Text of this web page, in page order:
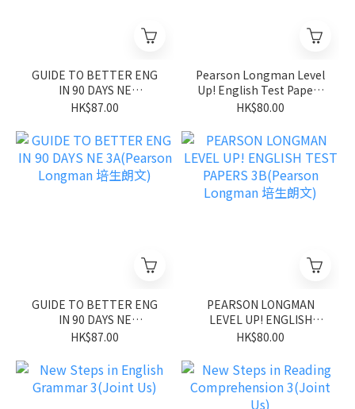
GUIDE TO BETTER ENG
IN 90 DAYS NE
3B(Pearson Longman 培
HK$87.00
Pearson Longman Level
Up! English Test Papers
3A
HK$80.00
GUIDE TO BETTER ENG
IN 90 DAYS NE
3A(Pearson Longman 培
HK$87.00
PEARSON LONGMAN
LEVEL UP! ENGLISH
TEST PAPERS
生朗文)
HK$80.00